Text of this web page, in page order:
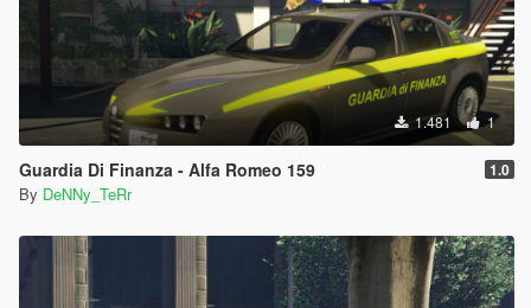
1.481 1
Guardia Di Finanza - Alfa Romeo 159 1.0
By DeNNy_TeRr